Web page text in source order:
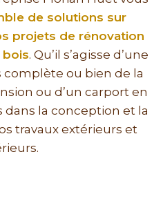
de solutions sur
projets de rénovation
. Qu’il s’agisse d’une
complète ou bien de la
ou d’un carport en
dans la conception et la
travaux extérieurs et